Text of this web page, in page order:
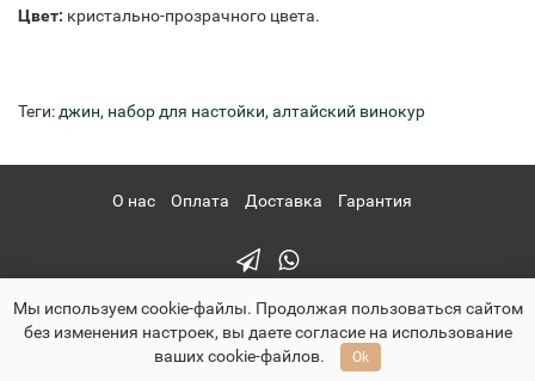
Цвет: кристально-прозрачного цвета.
Теги:джин, набор для настойки, алтайский винокур
О нас Оплата Доставка Гарантия
pervachok-shop.ru - Первачок Шоп © 2026
Мы используем cookie-файлы. Продолжая пользоваться сайтом
без изменения настроек, вы даете согласие на использование
ваших cookie-файлов.
Ok